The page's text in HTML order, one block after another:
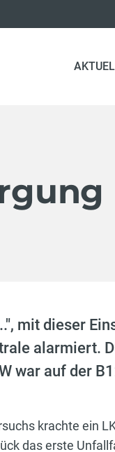
mit dieser
alarmiert.
war auf der
krachte ein
das erste